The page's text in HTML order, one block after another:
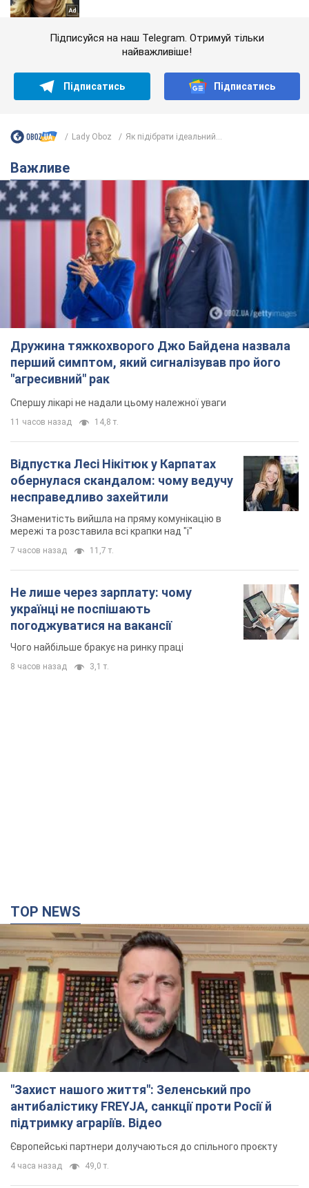
Підписуйся на наш Telegram. Отримуй тільки
найважливіше!
Підписатись Підписатись
Lady Oboz Як підібрати ідеальний...
Важливе
Дружина тяжкохворого Джо Байдена назвала
перший симптом, який сигналізував про його
"агресивний" рак
Спершу лікарі не надали цьому належної уваги
11 часов назад 14,8 т.
Відпустка Лесі Нікітюк у Карпатах
обернулася скандалом: чому ведучу
несправедливо захейтили
Знаменитість вийшла на пряму комунікацію в
мережі та розставила всі крапки над "і"
7 часов назад 11,7 т.
Не лише через зарплату: чому
українці не поспішають
погоджуватися на вакансії
Чого найбільше бракує на ринку праці
8 часов назад 3,1 т.
TOP NEWS
"Захист нашого життя": Зеленський про
антибалістику FREYJA, санкції проти Росії й
підтримку аграріїв. Відео
Європейські партнери долучаються до спільного проєкту
4 часа назад 49,0 т.